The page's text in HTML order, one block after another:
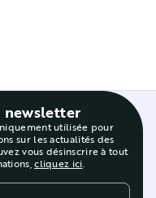
newsletter
utilisée pour
sur les actualités des
vous désinscrire à tout
cliquez ici